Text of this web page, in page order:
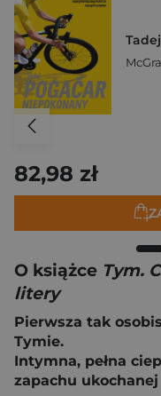
82,98 zł
O książce Tym.
litery
Pierwsza tak
Tymie.
Intymna, pełna
zapachu